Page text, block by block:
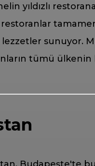
yıldızlı
restoranlar
lezzetler sunuyor.
tümü